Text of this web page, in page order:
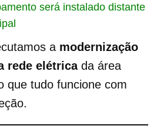
será instalado distante
a modernização
rede elétricada área
que tudo funcione com